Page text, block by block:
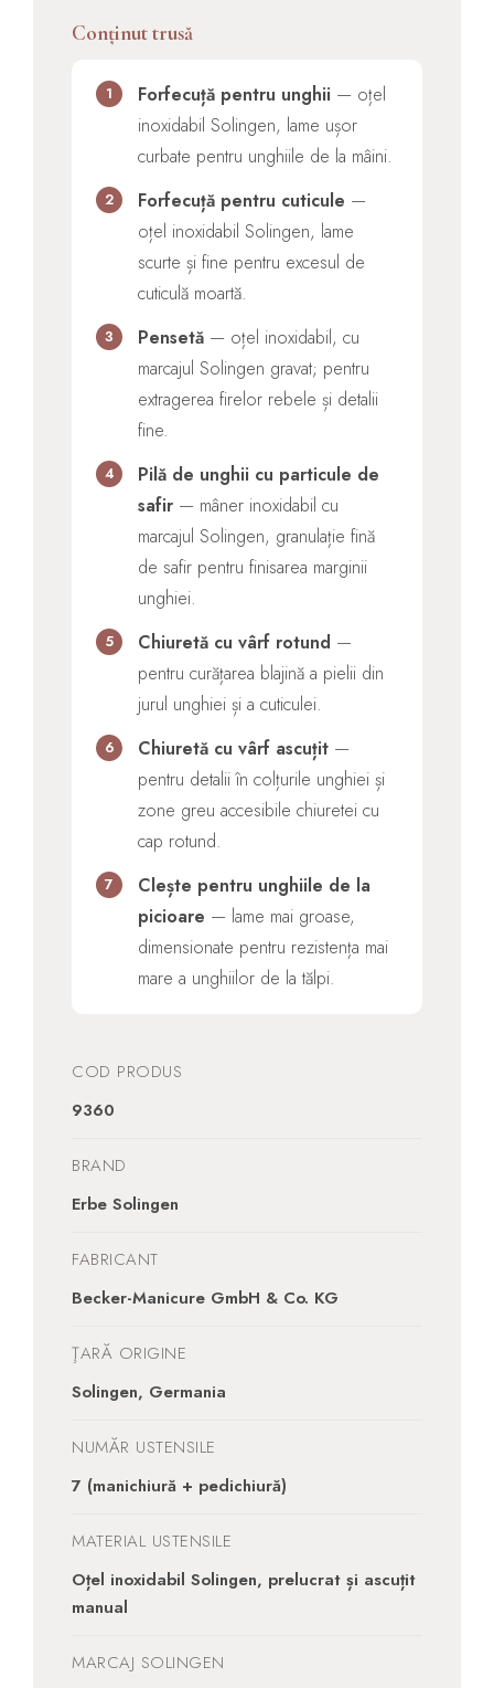
Conținut trusă
1 Forfecuță pentru unghii — oțel
inoxidabil Solingen, lame ușor
curbate pentru unghiile de la mâini.
2 Forfecuță pentru cuticule —
oțel inoxidabil Solingen, lame
scurte și fine pentru excesul de
cuticulă moartă.
3 Pensetă — oțel inoxidabil, cu
marcajul Solingen gravat; pentru
extragerea firelor rebele și detalii
fine.
4
Pilă de unghii cu particule de
safir — mâner inoxidabil cu
marcajul Solingen, granulație fină
de safir pentru finisarea marginii
unghiei.
5 Chiuretă cu vârf rotund —
pentru curățarea blajină a pielii din
jurul unghiei și a cuticulei.
6 Chiuretă cu vârf ascuțit —
pentru detalii în colțurile unghiei și
zone greu accesibile chiuretei cu
cap rotund.
7
Clește pentru unghiile de la
picioare — lame mai groase,
dimensionate pentru rezistența mai
mare a unghiilor de la tălpi.
COD PRODUS
9360
BRAND
Erbe Solingen
FABRICANT
Becker-Manicure GmbH & Co. KG
ŢARĂ ORIGINE
Solingen, Germania
NUMĂR USTENSILE
7 (manichiură + pedichiură)
MATERIAL USTENSILE
Oțel inoxidabil Solingen, prelucrat și ascuțit
manual
MARCAJ SOLINGEN